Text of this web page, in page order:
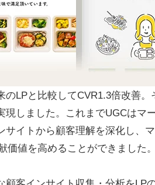
LPと比較してCVR1.3倍改善。
現しました。これまでUGCは
サイトから顧客理解を深化し、
価値を高めることができました。
客インサイト収集・分析をLP